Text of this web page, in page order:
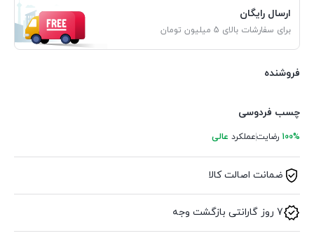
ارسال رایگان
برای سفارشات بالای 5 میلیون تومان
فروشنده
چسب فردوسی
100% رضایتعملکرد عالی
ضمانت اصالت کالا
7 روز گارانتی بازگشت وجه